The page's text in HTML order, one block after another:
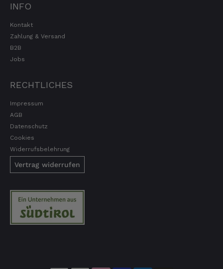
INFO
Kontakt
Zahlung & Versand
B2B
Jobs
RECHTLICHES
Impressum
AGB
Datenschutz
Cookies
Widerrufsbelehrung
Vertrag widerrufen